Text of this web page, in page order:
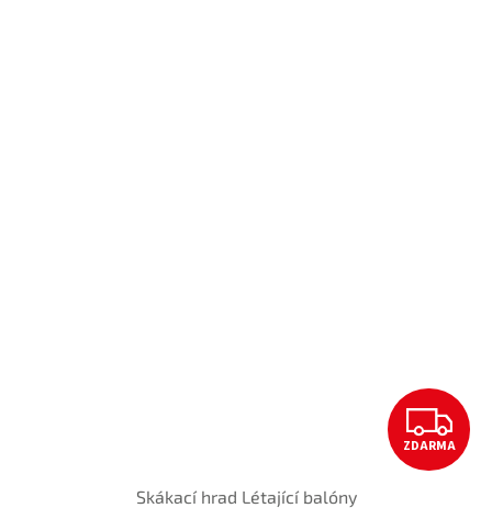
Z
D
ZDARMA
Skákací hrad Létající balóny